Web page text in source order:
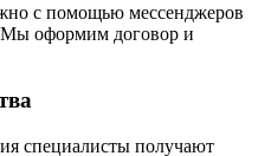
с помощью мессенджеров
Мы оформим договор и
специалисты получают